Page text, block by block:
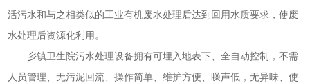
活污水和与之相类似的工业有机废水处理后达到回用水质要求，使废
水处理后资源化利用。
乡镇卫生院污水处理设备拥有可埋入地表下、全自动控制，不需
人员管理、无污泥回流、操作简单、维护方便、噪声低，无异味、使